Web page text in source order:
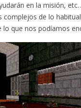
en la misión,
complejos de lo
lo que nos podíamos